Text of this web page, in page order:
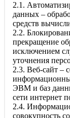
2.1.
данных –
средств
2.2.
прекращение
исключением
уточнения
2.3. Веб-сайт –
ЭВМ и баз
сети интернет
2.4.
совокупность